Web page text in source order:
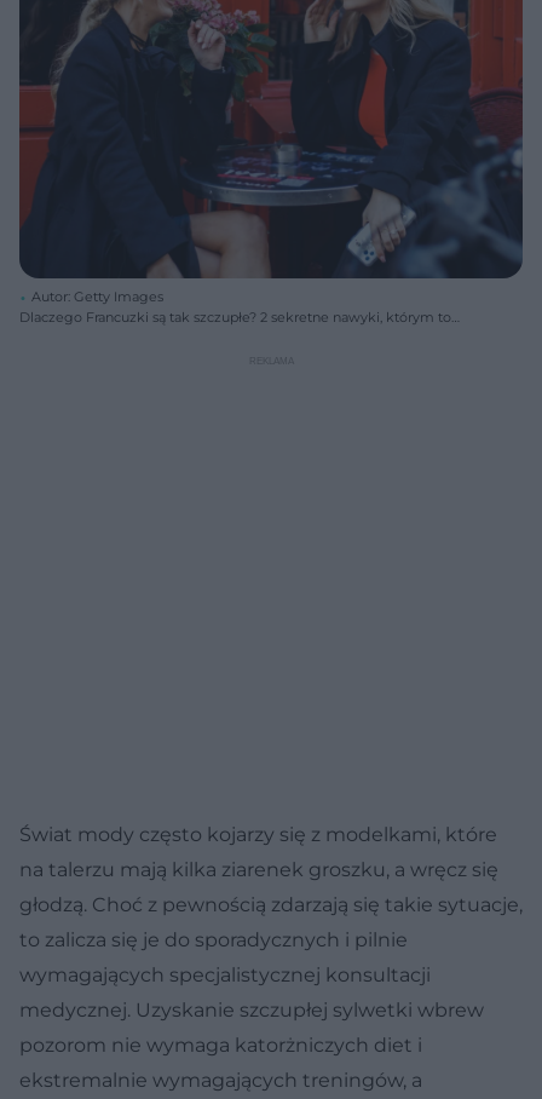
Autor: Getty Images
Dlaczego Francuzki są tak szczupłe? 2 sekretne nawyki, którym to
Świat mody często kojarzy się z modelkami, które
na talerzu mają kilka ziarenek groszku, a wręcz się
głodzą. Choć z pewnością zdarzają się takie sytuacje,
to zalicza się je do sporadycznych i pilnie
wymagających specjalistycznej konsultacji
medycznej. Uzyskanie szczupłej sylwetki wbrew
pozorom nie wymaga katorżniczych diet i
ekstremalnie wymagających treningów, a